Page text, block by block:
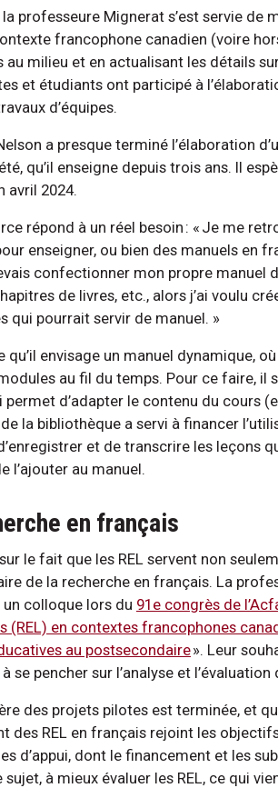
professeure Mignerat s’est servie de
francophone canadien (voire
milieu et en actualisant les détails
et étudiants ont participé à
d’équipes.
a presque terminé l’élaboration
qu’il enseigne depuis trois ans. Il
avril 2024.
répond à un réel besoin : « Je me
enseigner, ou bien des manuels en
confectionner mon propre manuel
de livres, etc., alors j’ai voulu
qui pourrait servir de manuel. »
envisage un manuel dynamique,
au fil du temps. Pour ce faire, il
d’adapter le contenu du cours
la bibliothèque a servi à financer
et de transcrire les leçons
l’ajouter au manuel.
en français
le fait que les REL servent non
de la recherche en français. La
un colloque lors du 91e congrès de
(REL) en contextes francophones
au postsecondaire». Leur
pencher sur l’analyse et l’évaluation
des projets pilotes est terminée, et
des REL en français rejoint les
d’appui, dont le financement et les
à mieux évaluer les REL, ce qui